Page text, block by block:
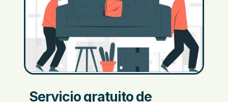
Servicio gratuito de